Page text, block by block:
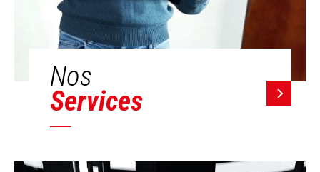
Nos
Services